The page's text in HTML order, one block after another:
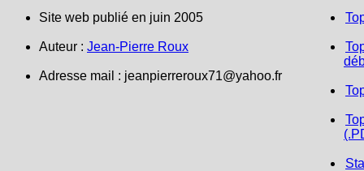
Site web publié en juin 2005
Auteur : Jean-Pierre Roux
Adresse mail : jeanpierreroux71@yahoo.fr